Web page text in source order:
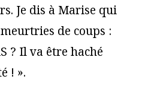
Je dis à Marise qui
de coups :
? Il va être haché
! ».